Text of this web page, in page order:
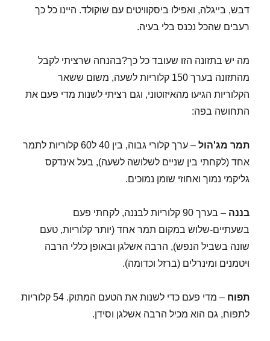
דבש, בייגלה, ואפילו ביסקוויטים עם שוקולד. היינו כל כך
רעבים שהכל נכנס בלי בעיה.
מה יש בתזונה הזו שעובד כל כך?בהנחה שרציתי לקבל
מהתזונה בערך 150 קלוריות לשעה, משום ששאר
הקלוריות הגיעו מהאיזוטוני, וגם רציתי לשנות מדי פעם את
התחושה בפה:
תמר מג'הול
– ערך קלורי גבוה, בין 40 ל60 קלוריות לתמר
אחד (לקחתי בין שניים לשלושה לשעה), בעל אינדקס
גליקמי נמוך ואחוזי שומן נמוכים.
בננה
– בערך 90 קלוריות לבננה, לקחתי פעם
בשעתיים-שלוש במקום תמר אחד (יותר קלוריות, טעם
שונה בשביל הנפש), הרבה אשלגן ובאופן כללי הרבה
ויטמנים ומינרלים (ברזל וכדומה).
תפוח
– מדי פעם כדי לשנות את הטעם המתוק. 54 קלוריות
לתפוח, גם הוא מכיל הרבה אשלגן וסידן.